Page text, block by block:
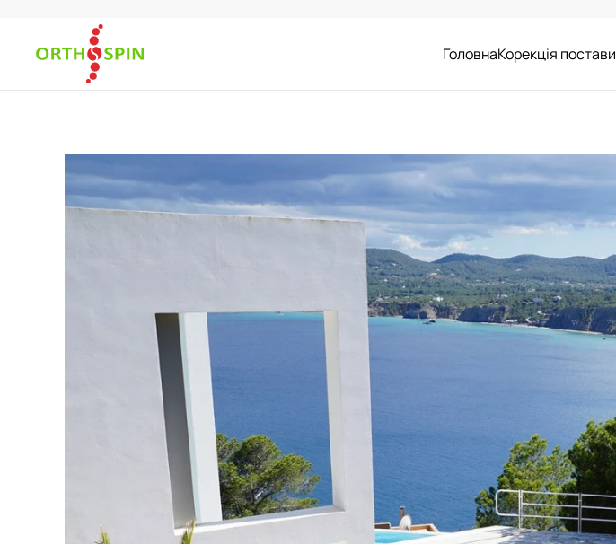
Skip to main content ГоловнаКорекція постави